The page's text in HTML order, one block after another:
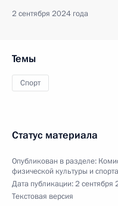
2 сентября 2024 года
Темы
Спорт
Статус материала
Опубликован в разделе:
физической культуры и спорта
Дата публикации:2 сентября
Текстовая версия